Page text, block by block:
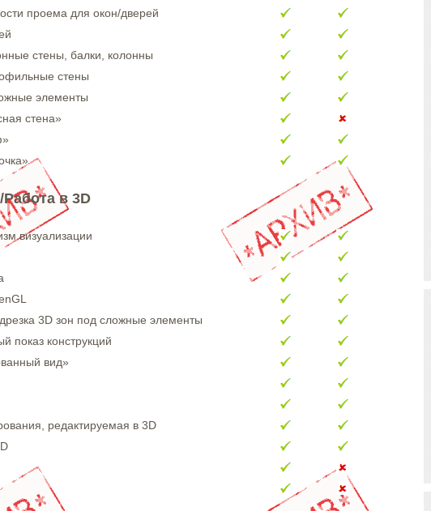
проема для окон/дверей
стены, балки, колонны
стены
элементы
стена»
в 3D
визуализации
3D зон под сложные элементы
показ конструкций
вид»
редактируемая в 3D